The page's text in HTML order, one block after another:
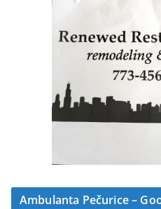
Ambulanta Pečurice –